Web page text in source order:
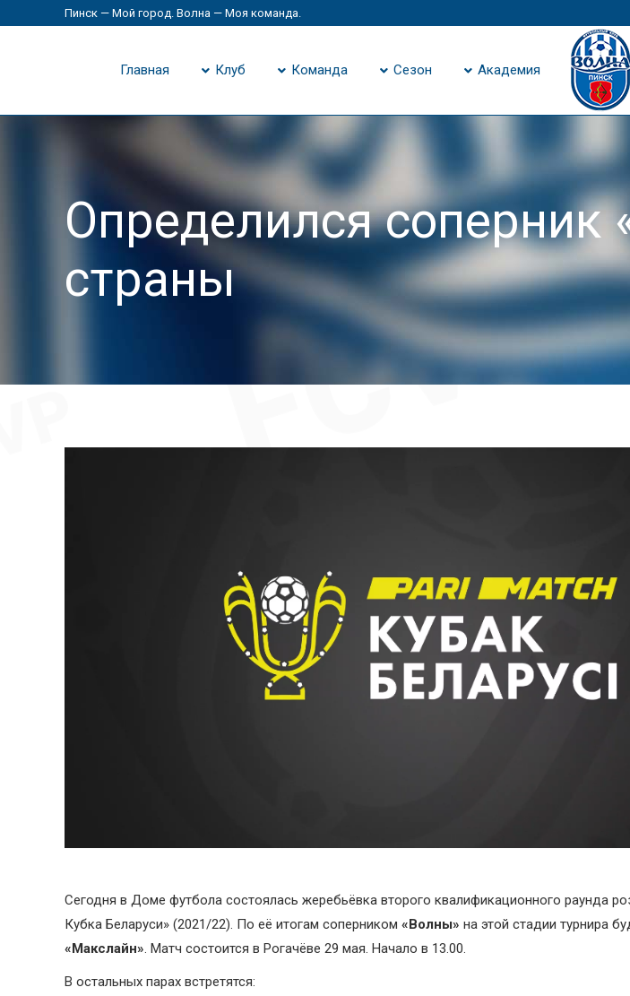
Пинск — Мой город. Волна — Моя команда.
Главная Клуб Команда Сезон Академия
Определился соперник
страны
Сегодня в Доме футбола состоялась жеребьёвка второго квалификационного раунда
Кубка Беларуси» (2021/22). По её итогам соперником «Волны» на этой стадии турнира
«Макслайн» . Матч состоится в Рогачёве 29 мая. Начало в 13.00.
В остальных парах встретятся: